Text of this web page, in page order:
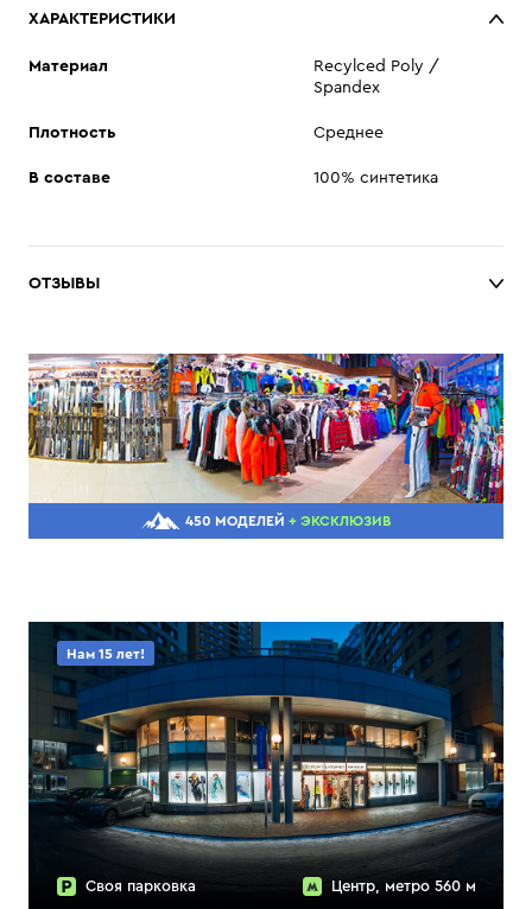
ХАРАКТЕРИСТИКИ
Материал
Recylced Poly /
Spandex
Плотность Среднее
В составе 100% синтетика
ОТЗЫВЫ
450 МОДЕЛЕЙ + ЭКСКЛЮЗИВ
Нам 15 лет!
Своя парковка Центр, метро 560 м